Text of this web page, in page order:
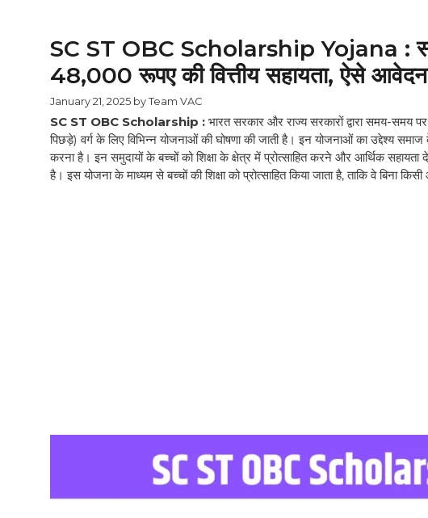
SC ST OBC Scholarship Yojana :
48,000 रूपए की वित्तीय सहायता, ऐसे
January 21, 2025 by Team VAC
SC ST OBC Scholarship : भारत सरकार और राज्य सरकारों द्वारा समय-
पिछड़े) वर्ग के लिए विभिन्न योजनाओं की घोषणा की जाती है। इन योजनाओं का उद्देश्य
करना है। इन समुदायों के बच्चों को शिक्षा के क्षेत्र में प्रोत्साहित करने और आर्थिक
है। इस योजना के माध्यम से बच्चों की शिक्षा को प्रोत्साहित किया जाता है, ताकि वे बिना